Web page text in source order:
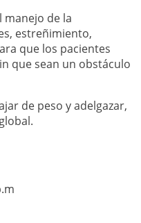
manejo de la
estreñimiento,
que los pacientes
que sean un obstáculo
de peso y adelgazar,